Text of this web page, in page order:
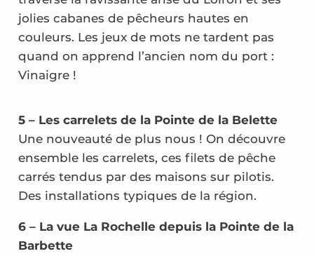
jolies cabanes de pêcheurs hautes en
couleurs. Les jeux de mots ne tardent pas
quand on apprend l’ancien nom du port :
Vinaigre !
5 – Les carrelets de la Pointe de la Belette
Une nouveauté de plus nous ! On découvre
ensemble les carrelets, ces filets de pêche
carrés tendus par des maisons sur pilotis.
Des installations typiques de la région.
6 – La vue La Rochelle depuis la Pointe de la
Barbette